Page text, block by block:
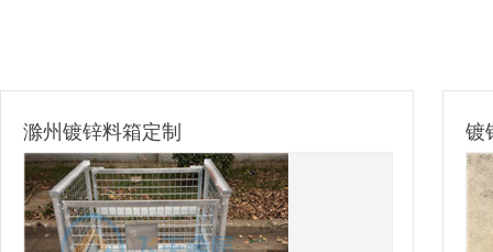
镀锌钢托盘-出口比利时